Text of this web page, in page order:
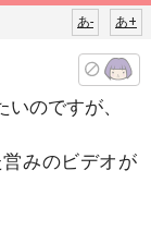
あ+
あ-
のですが、
みのビデオが